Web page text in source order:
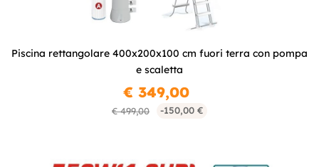
Piscina rettangolare 400x200x100 cm fuori terra con pompa
e scaletta
€ 499,00 -150,00 €
€ 349,00